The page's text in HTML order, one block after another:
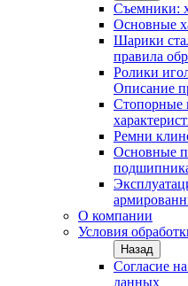
Съемники:
Основные
Шарики
правила
Ролики
Описание
Стопорные
Ремни
Основные
О компании
Условия
Назад
Согласие
данных